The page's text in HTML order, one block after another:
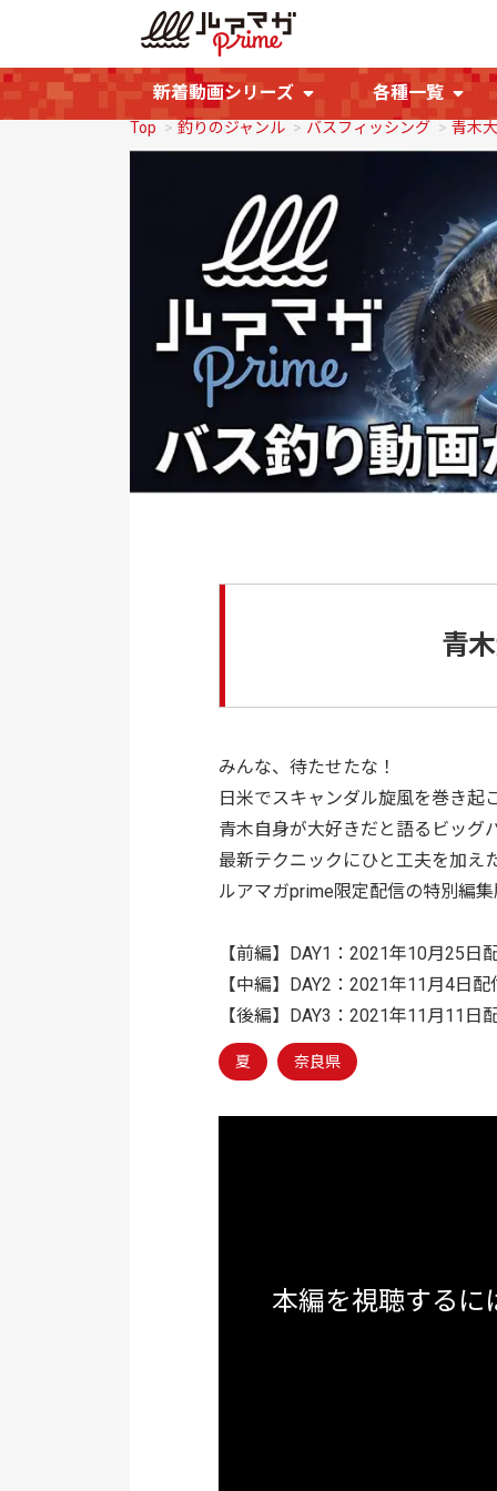
新着動画シリーズ 各種一覧
Top 釣りのジャンル バスフィッシング 青木
青
みんな、待たせたな！
日米でスキャンダル旋風を巻き起
青木自身が大好きだと語るビッグ
最新テクニックにひと工夫を加え
ルアマガprime限定配信の特別編
【前編】DAY1：2021年10月25日
【中編】DAY2：2021年11月4日配
【後編】DAY3：2021年11月11日
夏 奈良県
本編を視聴するに